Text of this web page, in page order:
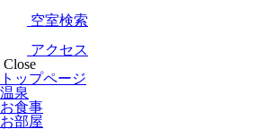
空室検索
アクセス
Close
トップページ
温泉
お食事
お部屋